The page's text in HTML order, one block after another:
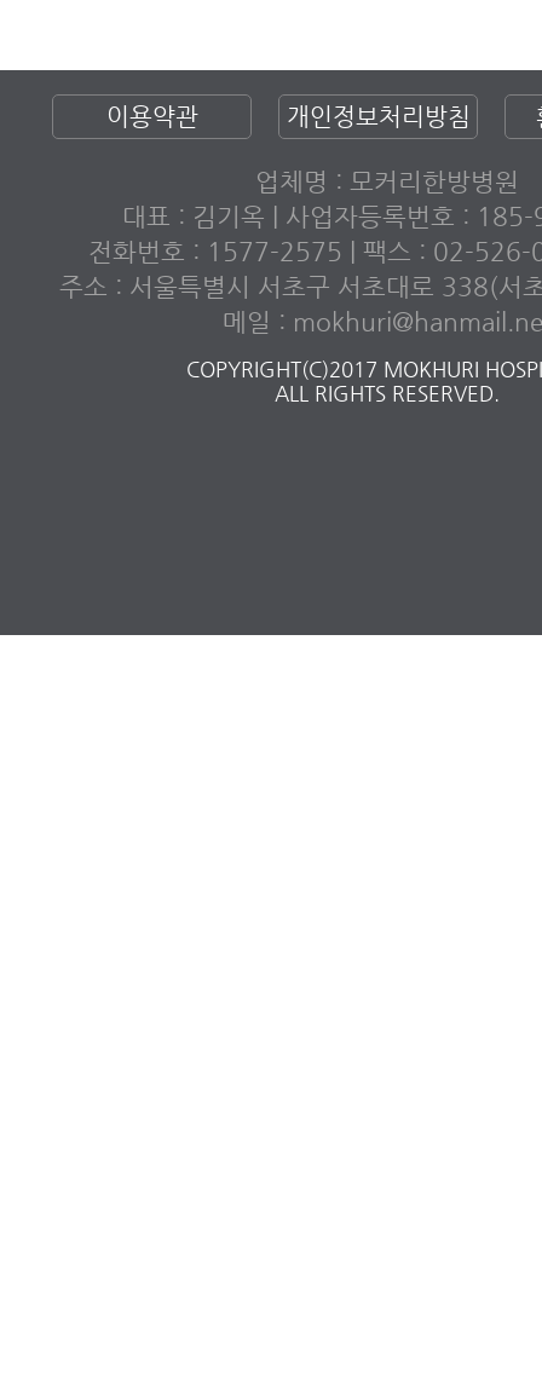
이용약관 개인정보처리방침
업체명 : 모커리한방병원
대표 : 김기옥 | 사업자등록번호 :
전화번호 : 1577-2575 | 팩스 : 02-526-
주소 : 서울특별시 서초구 서초대로 338(서
메일 :
COPYRIGHT(C)2017 MOKHURI
ALL RIGHTS RESERVED.